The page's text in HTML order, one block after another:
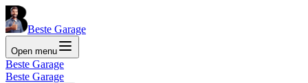
Beste Garage
Open menu
Beste Garage
Beste Garage